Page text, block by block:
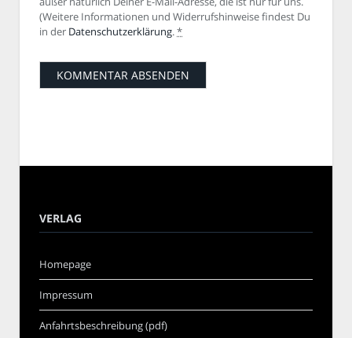
(Weitere Informationen und Widerrufshinweise findest Du
in der Datenschutzerklärung.*
VERLAG
Homepage
Impressum
Anfahrtsbeschreibung (pdf)